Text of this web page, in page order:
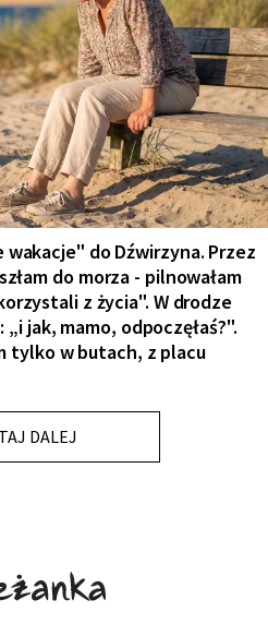
do Dźwirzyna. Przez
do morza - pilnowałam
z życia". W drodze
jak, mamo, odpoczęłaś?".
tylko w butach, z placu
DALEJ